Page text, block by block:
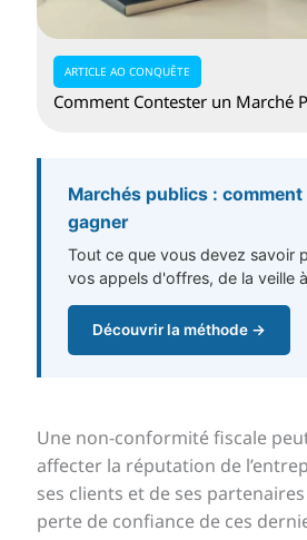
ARTICLE AO CONQUÊTE
Comment Contester un Marché
Marchés publics :
gagner
Tout ce que vous devez savoir
vos appels d'offres, de la veille
Découvrir la méthode →
Une non-conformité fiscale
affecter la réputation de
ses clients et de ses
perte de confiance de ces